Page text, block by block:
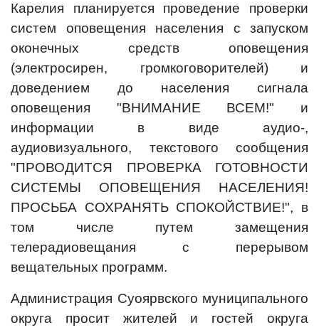
Карелия планируется проведение проверки
систем оповещения населения с запуском
оконечных средств оповещения
(электросирен, громкоговорителей) и
доведением до населения сигнала
оповещения "ВНИМАНИЕ ВСЕМ!" и
информации в виде аудио-,
аудиовизуального, текстового сообщения
"ПРОВОДИТСЯ ПРОВЕРКА ГОТОВНОСТИ
СИСТЕМЫ ОПОВЕЩЕНИЯ НАСЕЛЕНИЯ!
ПРОСЬБА СОХРАНЯТЬ СПОКОЙСТВИЕ!", в
том числе путем замещения
телерадиовещания с перерывом
вещательных программ.
Администрация Суоярвского муниципального
округа просит жителей и гостей округа